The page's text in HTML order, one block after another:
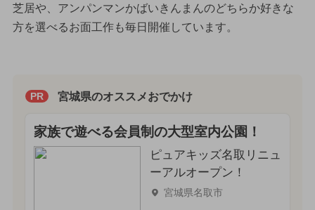
芝居や、アンパンマンかばいきんまんのどちらか好きな
方を選べるお面工作も毎日開催しています。
PR 宮城県のオススメおでかけ
家族で遊べる会員制の大型室内公園！
ピュアキッズ名取リニュ
ーアルオープン！
宮城県名取市